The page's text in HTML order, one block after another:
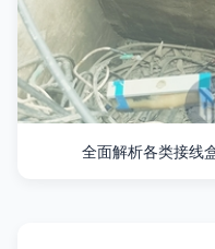
全面解析各类接线